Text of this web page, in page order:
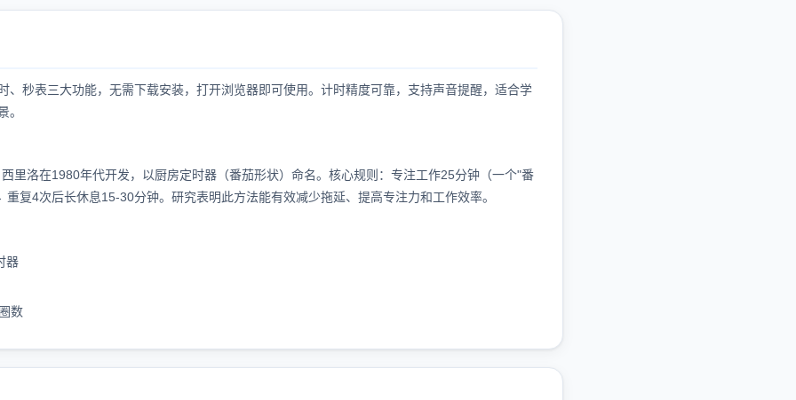
、秒表三大功能，无需下载安装，打开浏览器即可使用。计时精度可靠，支持声音提醒，适合学
。
里洛在1980年代开发，以厨房定时器（番茄形状）命名。核心规则：专注工作25分钟（一个"番
复4次后长休息15-30分钟。研究表明此方法能有效减少拖延、提高专注力和工作效率。
器
数